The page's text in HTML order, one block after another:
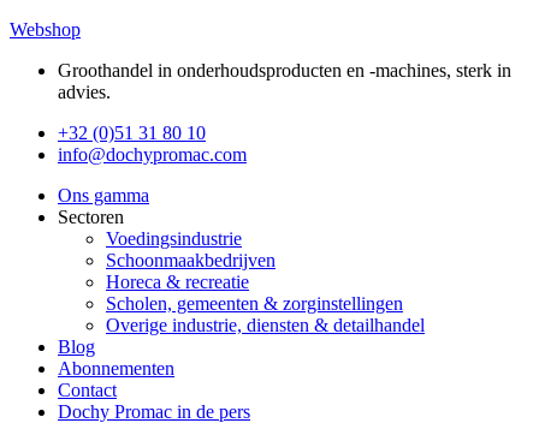
Webshop
Groothandel in onderhoudsproducten en -machines, sterk in
advies.
+32 (0)51 31 80 10
info@dochypromac.com
Ons gamma
Sectoren
Voedingsindustrie
Schoonmaakbedrijven
Horeca & recreatie
Scholen, gemeenten & zorginstellingen
Overige industrie, diensten & detailhandel
Blog
Abonnementen
Contact
Dochy Promac in de pers